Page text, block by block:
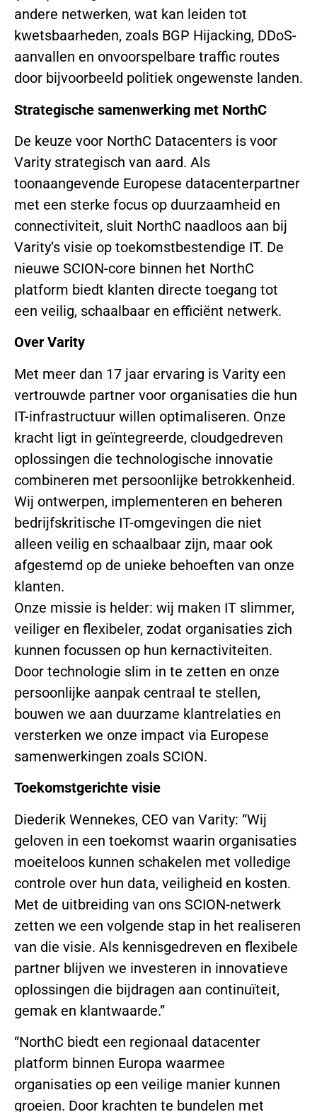
andere netwerken, wat kan leiden tot
kwetsbaarheden, zoals BGP Hijacking, DDoS-
aanvallen en onvoorspelbare traffic routes
door bijvoorbeeld politiek ongewenste landen.
Strategische samenwerking met NorthC
De keuze voor NorthC Datacenters is voor
Varity strategisch van aard. Als
toonaangevende Europese datacenterpartner
met een sterke focus op duurzaamheid en
connectiviteit, sluit NorthC naadloos aan bij
Varity’s visie op toekomstbestendige IT. De
nieuwe SCION-core binnen het NorthC
platform biedt klanten directe toegang tot
een veilig, schaalbaar en efficiënt netwerk.
Over Varity
Met meer dan 17 jaar ervaring is Varity een
vertrouwde partner voor organisaties die hun
IT-infrastructuur willen optimaliseren. Onze
kracht ligt in geïntegreerde, cloudgedreven
oplossingen die technologische innovatie
combineren met persoonlijke betrokkenheid.
Wij ontwerpen, implementeren en beheren
bedrijfskritische IT-omgevingen die niet
alleen veilig en schaalbaar zijn, maar ook
afgestemd op de unieke behoeften van onze
klanten.
Onze missie is helder: wij maken IT slimmer,
veiliger en flexibeler, zodat organisaties zich
kunnen focussen op hun kernactiviteiten.
Door technologie slim in te zetten en onze
persoonlijke aanpak centraal te stellen,
bouwen we aan duurzame klantrelaties en
versterken we onze impact via Europese
samenwerkingen zoals SCION.
Toekomstgerichte visie
Diederik Wennekes, CEO van Varity: “Wij
geloven in een toekomst waarin organisaties
moeiteloos kunnen schakelen met volledige
controle over hun data, veiligheid en kosten.
Met de uitbreiding van ons SCION-netwerk
zetten we een volgende stap in het realiseren
van die visie. Als kennisgedreven en flexibele
partner blijven we investeren in innovatieve
oplossingen die bijdragen aan continuïteit,
gemak en klantwaarde.”
“NorthC biedt een regionaal datacenter
platform binnen Europa waarmee
organisaties op een veilige manier kunnen
groeien. Door krachten te bundelen met